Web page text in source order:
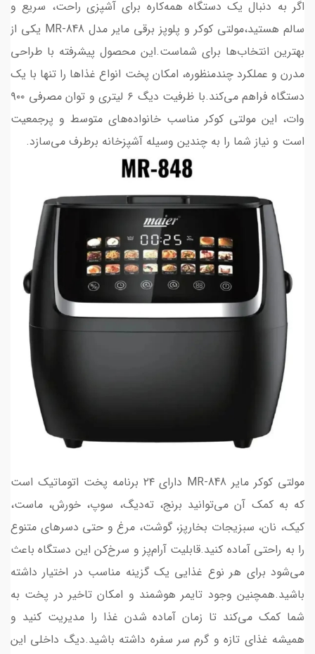
اگر به دنبال یک دستگاه همه‌کاره برای آشپزی راحت، سریع و
سالم هستید،مولتی کوکر و پلوپز برقی مایر مدل MR-848 یکی از
بهترین انتخاب‌ها برای شماست.این محصول پیشرفته با طراحی
مدرن و عملکرد چندمنظوره، امکان پخت انواع غذاها را تنها با یک
دستگاه فراهم می‌کند.با ظرفیت دیگ ۶ لیتری و توان مصرفی ۹۰۰
وات، این مولتی کوکر مناسب خانواده‌های متوسط و پرجمعیت
است و نیاز شما را به چندین وسیله آشپزخانه برطرف می‌سازد.
مولتی کوکر مایر MR-848 دارای ۲۴ برنامه پخت اتوماتیک است
که به کمک آن می‌توانید برنج، ته‌دیگ، سوپ، خورش، ماست،
کیک، نان، سبزیجات بخارپز، گوشت، مرغ و حتی دسرهای متنوع
را به راحتی آماده کنید.قابلیت آرام‌پز و سرخ‌کن این دستگاه باعث
می‌شود برای هر نوع غذایی یک گزینه مناسب در اختیار داشته
باشید.همچنین وجود تایمر هوشمند و امکان تاخیر در پخت به
شما کمک می‌کند تا زمان آماده شدن غذا را مدیریت کنید و
همیشه غذای تازه و گرم سر سفره داشته باشید.دیگ داخلی این